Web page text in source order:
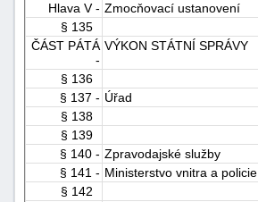
Hlava V - Zmocňovací ustanovení
§ 135
ČÁST PÁTÁ
-
VÝKON STÁTNÍ SPRÁVY
§ 136
§ 137 - Úřad
§ 138
§ 139
§ 140 - Zpravodajské služby
§ 141 - Ministerstvo vnitra a policie
§ 142